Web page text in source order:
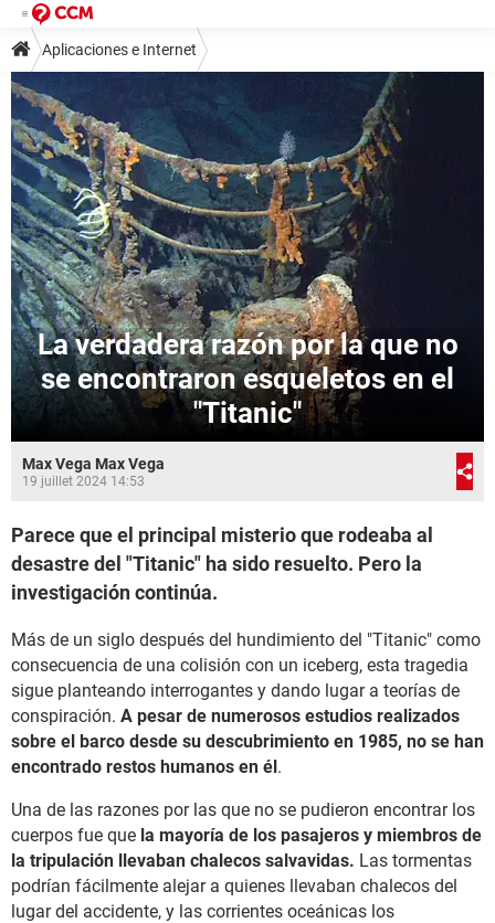
Aplicaciones e Internet
La verdadera razón por la que no
se encontraron esqueletos en el
"Titanic"
Max Vega Max Vega
19 juillet 2024 14:53
Parece que el principal misterio que rodeaba al
desastre del "Titanic" ha sido resuelto. Pero la
investigación continúa.
Más de un siglo después del hundimiento del "Titanic" como
consecuencia de una colisión con un iceberg, esta tragedia
sigue planteando interrogantes y dando lugar a teorías de
conspiración. A pesar de numerosos estudios realizados
sobre el barco desde su descubrimiento en 1985, no se han
encontrado restos humanos en él.
Una de las razones por las que no se pudieron encontrar los
cuerpos fue que la mayoría de los pasajeros y miembros de
la tripulación llevaban chalecos salvavidas. Las tormentas
podrían fácilmente alejar a quienes llevaban chalecos del
lugar del accidente, y las corrientes oceánicas los